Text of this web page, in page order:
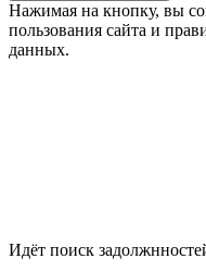
Нажимая на кнопку, вы
пользования сайта и
данных.
Идёт поиск